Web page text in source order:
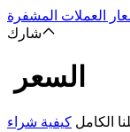
العقود الآجلة
العملات المشفرة
شارك
السعر
الكامل